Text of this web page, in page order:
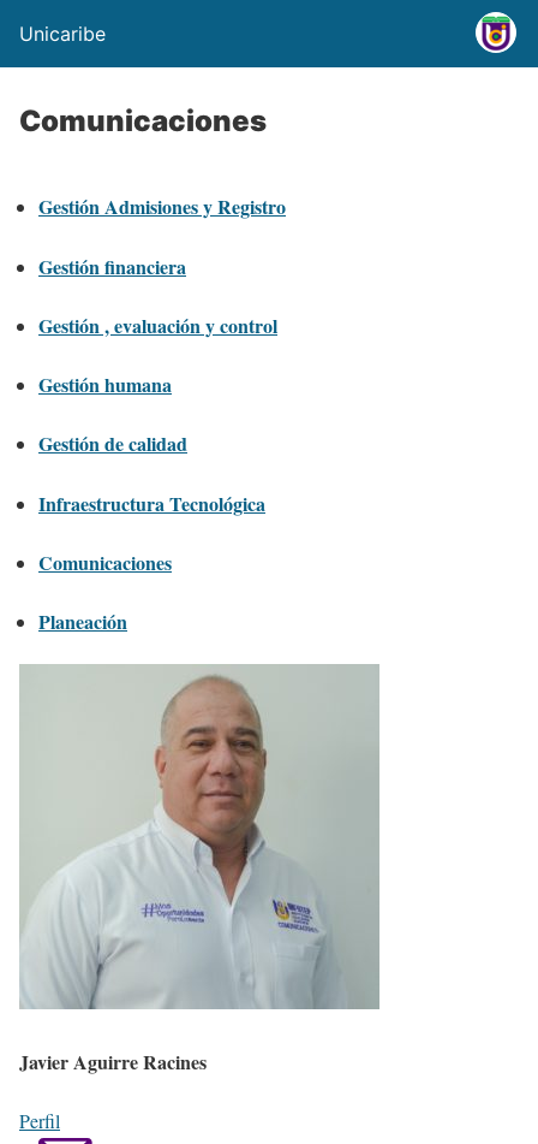
Unicaribe
Comunicaciones
Gestión Admisiones y Registro
Gestión financiera
Gestión , evaluación y control
Gestión humana
Gestión de calidad
Infraestructura Tecnológica
Comunicaciones
Planeación
Javier Aguirre Racines
Perfil